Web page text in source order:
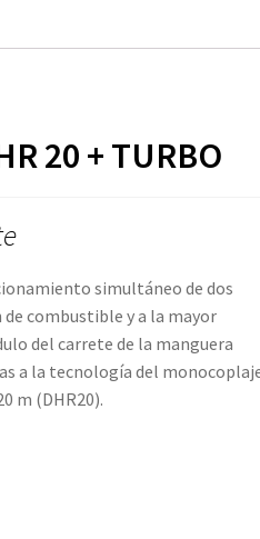
20 + TURBO
simultáneo de dos
combustible y a la mayor
del carrete de la manguera
a la tecnología del
m (DHR20).